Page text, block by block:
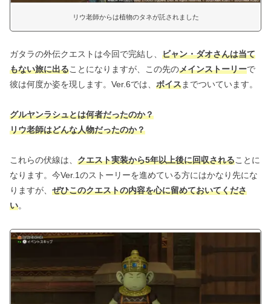
リウ老師からは植物のタネが託されました
ガタラの外伝クエストは今回で完結し、 ビャン・ダオさんは当て
もない旅に出ることになりますが、この先のメインストーリーで
彼は何度か姿を現します。Ver.6では、 ボイスまでついています。
グルヤンラシュとは何者だったのか？
リウ老師はどんな人物だったのか？
これらの伏線は、 クエスト実装から5年以上後に回収されることに
なります。今Ver.1のストーリーを進めている方にはかなり先にな
りますが、 ぜひこのクエストの内容を心に留めておいてくださ
い。